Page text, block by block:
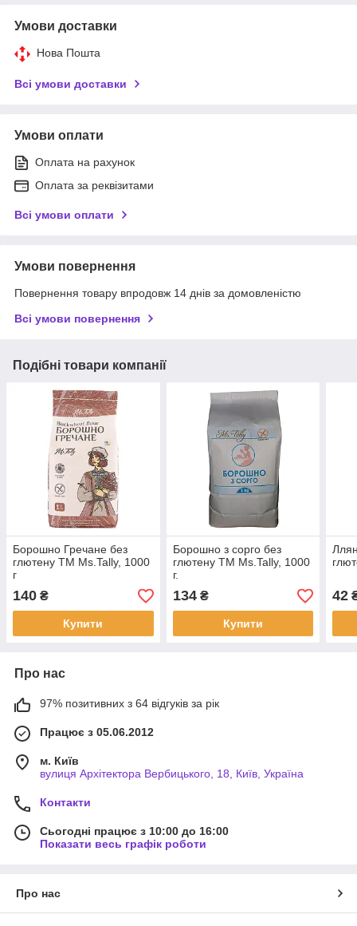
Умови доставки
Нова Пошта
Всі умови доставки
Умови оплати
Оплата на рахунок
Оплата за реквізитами
Всі умови оплати
Умови повернення
Повернення товару впродовж 14 днів за домовленістю
Всі умови повернення
Подібні товари компанії
Борошно Гречане без
глютену ТМ Ms.Tally, 1000
г
140 ₴
Купити
Борошно з сорго без
глютену ТМ Ms.Tally, 1000
г.
134₴
Купити
42
Про нас
97% позитивних з 64 відгуків за рік
Працює з 05.06.2012
м. Київ
вулиця Архітектора Вербицького, 18, Київ, Україна
Контакти
Сьогодні працює з 10:00 до 16:00
Показати весь графік роботи
Про нас